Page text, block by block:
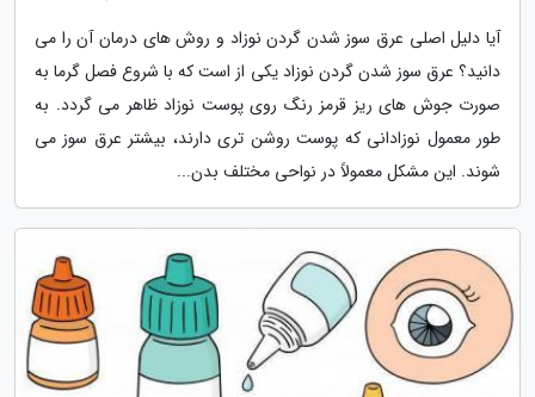
آیا دلیل اصلی عرق سوز شدن گردن نوزاد و روش های درمان آن را می
دانید؟ عرق سوز شدن گردن نوزاد یکی از است که با شروع فصل گرما به
صورت جوش های ریز قرمز رنگ روی پوست نوزاد ظاهر می گردد. به
طور معمول نوزادانی که پوست روشن تری دارند، بیشتر عرق سوز می
شوند. این مشکل معمولاً در نواحی مختلف بدن...